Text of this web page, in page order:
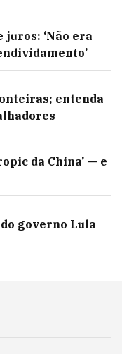
juros: ‘Não era
entenda
da China' — e
governo Lula